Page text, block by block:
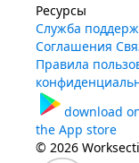
Ресурсы
Служба
Соглашения
Правила
download
the App store
© 2026